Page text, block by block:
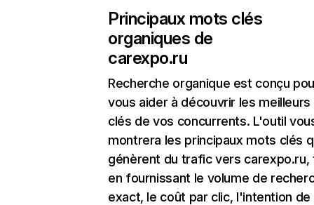
Principaux mots clés
organiques de
carexpo.ru
Recherche organique est conçu
vous aider à découvrir les
clés de vos concurrents. L'outil
montrera les principaux mots clés
génèrent du trafic vers carexpo.ru,
en fournissant le volume de
exact, le coût par clic, l'intention de